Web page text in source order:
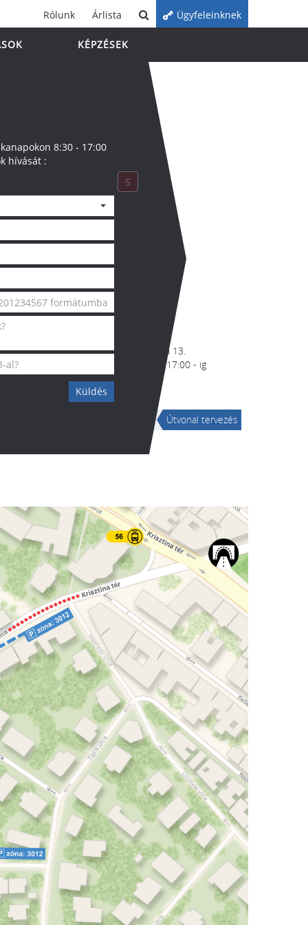
Rólunk Árlista Ügyfeleinknek
KÉPZÉSEK
1016 Budapest, Mészáros utca 13.
Nyitvatartás: munkanapokon 8:30 - 17:00 - ig
8:30 - 17:00
hívását :
5